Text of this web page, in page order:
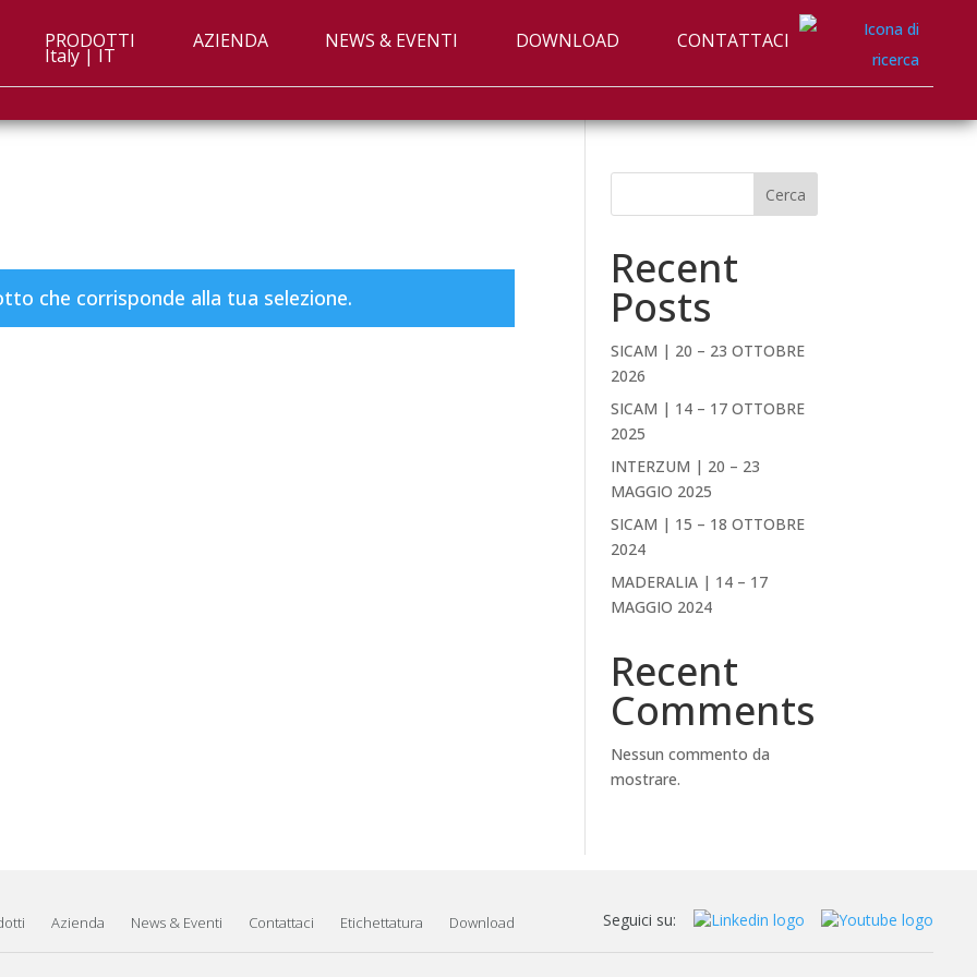
PRODOTTI AZIENDA NEWS & EVENTI DOWNLOAD CONTATTACI
Italy | IT
che corrisponde alla tua selezione.
Cerca
Recent
Posts
SICAM | 20 – 23 OTTOBRE
2026
SICAM | 14 – 17 OTTOBRE
2025
INTERZUM | 20 – 23
MAGGIO 2025
SICAM | 15 – 18 OTTOBRE
2024
MADERALIA | 14 – 17
MAGGIO 2024
Recent
Comments
Nessun commento da
mostrare.
Azienda News & Eventi Contattaci Etichettatura Download Seguici su: